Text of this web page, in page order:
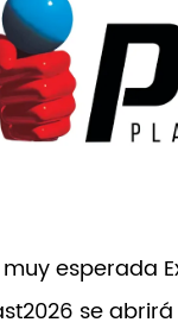
muy esperada
se